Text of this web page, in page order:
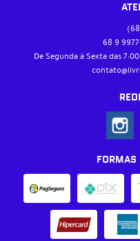
68 9
De Segunda à Sexta das
FORMAS